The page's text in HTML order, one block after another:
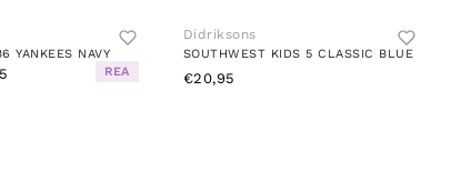
YANKEES NAVY
REA
Didriksons
SOUTHWEST KIDS 5 CLASSIC BLUE
€20,95